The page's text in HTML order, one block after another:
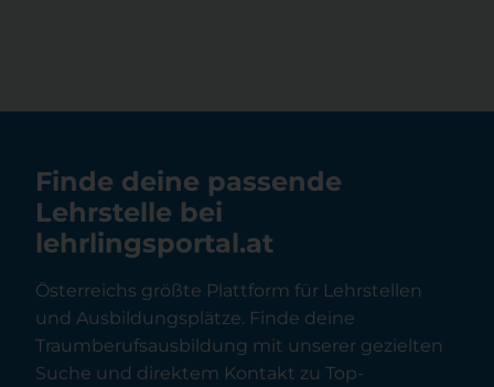
Finde deine passende
Lehrstelle bei
lehrlingsportal.at
Österreichs größte Plattform für Lehrstellen
und Ausbildungsplätze. Finde deine
Traumberufsausbildung mit unserer gezielten
Suche und direktem Kontakt zu Top-